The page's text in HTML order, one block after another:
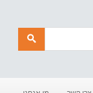
חיפוש